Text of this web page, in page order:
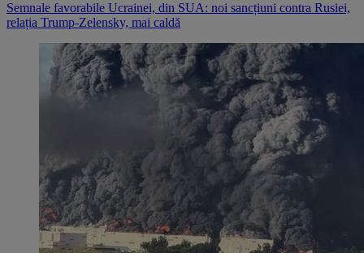
Semnale favorabile Ucrainei, din SUA: noi sancțiuni contra Rusiei,
relația Trump-Zelensky, mai caldă